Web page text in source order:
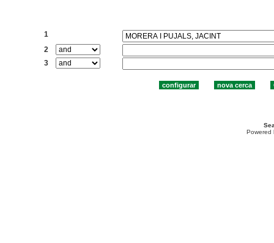
1
2
3
Powered